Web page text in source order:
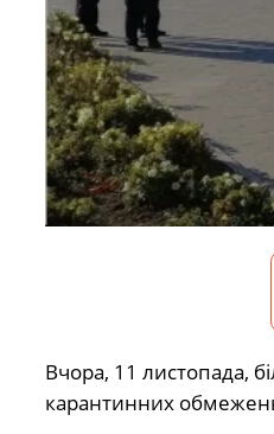
Вчора, 11 листопада,
карантинних